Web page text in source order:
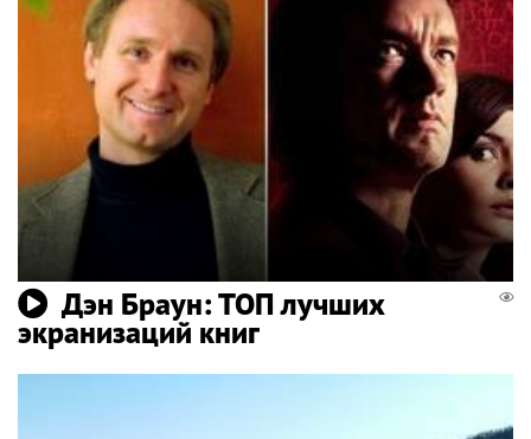
Дэн Браун: ТОП лучших
экранизаций книг